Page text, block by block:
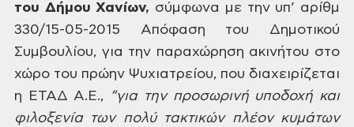
του Δήμου Χανίων, σύμφωνα με την υπ’ αρίθμ
330/15-05-2015 Απόφαση του Δημοτικού
Συμβουλίου, για την παραχώρηση ακινήτου στο
χώρο του πρώην Ψυχιατρείου, που διαχειρίζεται
η ΕΤΑΔ Α.Ε., “γιατην προσωρινή υποδοχή και
φιλοξενίατων πολύ τακτικών πλέον κυμάτων